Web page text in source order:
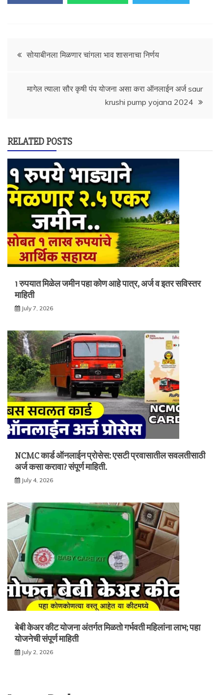
Postसोयाबीनला मिळणार चांगला भाव शासनाचा निर्णय
मागेल त्याला सौर कृषी पंप योजना असा करा ऑनलाईन अर्ज saur
krushi pump yojana 2024
RELATED POSTS
1 रुपयात मिळेल जमीन पहा कोण आहे पात्र, अर्ज व इतर सविस्तर
माहिती
July 7, 2026
NCMC कार्ड ऑनलाईन प्रोसेस: एसटी प्रवासातील सवलतीसाठी
अर्ज कसा करावा? संपूर्ण माहिती.
July 4, 2026
बेबी केअर कीट योजना अंतर्गत मिळतो गर्भवती महिलांना लाभ; पहा
योजनेची संपूर्ण माहिती
July 2, 2026